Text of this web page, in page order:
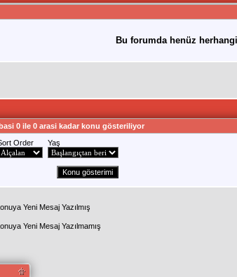
Bu forumda henüz
0 ile 0 arasi kadar konu gösteriliyor
Order Yaş
Yeni Mesaj Yazılmış
Yeni Mesaj Yazılmamış